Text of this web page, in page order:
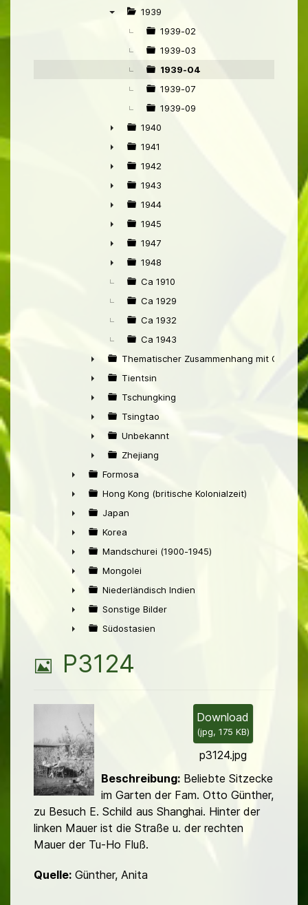
►
1939
1939-02
1939-03
1939-04
1939-07
1939-09
►
1940
►
1941
►
1942
►
1943
►
1944
►
1945
►
1947
►
1948
Ca 1910
Ca 1929
Ca 1932
Ca 1943
►
Thematischer Zusammenhang mit China
►
Tientsin
►
Tschungking
►
Tsingtao
►
Unbekannt
►
Zhejiang
►
Formosa
►
Hong Kong (britische Kolonialzeit)
►
Japan
►
Korea
►
Mandschurei (1900-1945)
►
Mongolei
►
Niederländisch Indien
►
Sonstige Bilder
Südostasien
B
d
P3124
Download
(jpg, 175 KB)
p3124.jpg
Beschreibung:Beliebte Sitzecke
im Garten der Fam. Otto Günther,
zu Besuch E. Schild aus Shanghai. Hinter der
linken Mauer ist die Straße u. der rechten
Mauer der Tu-Ho Fluß.
Quelle: Günther, Anita